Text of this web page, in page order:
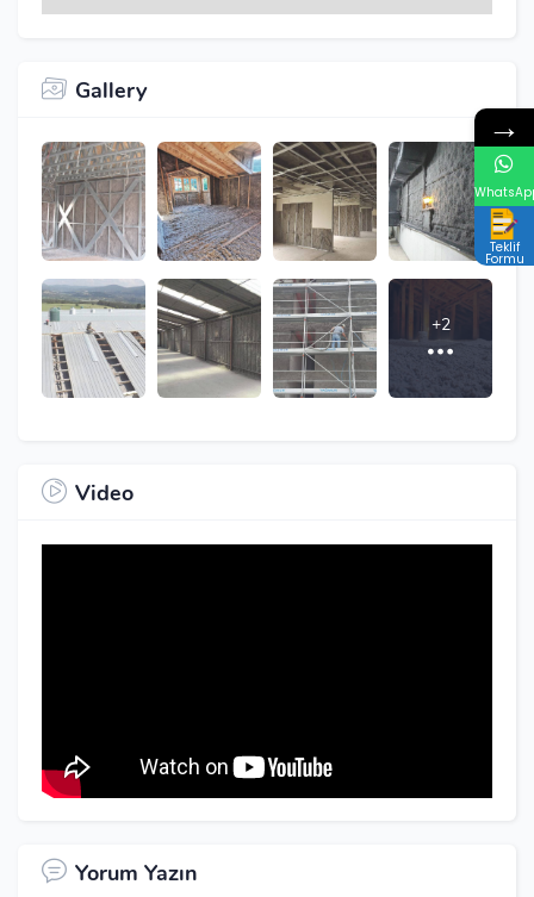
Gallery
+2
Video
Yorum Yazın
→
Teklif
Formu